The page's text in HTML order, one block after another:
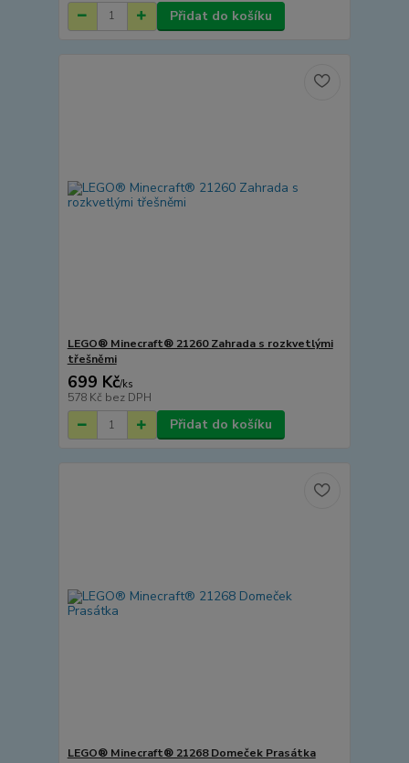
Přidat do košíku
LEGO® Minecraft® 21260 Zahrada s rozkvetlými
třešněmi
699 Kč/ks
578 Kč bez DPH
Přidat do košíku
LEGO® Minecraft® 21268 Domeček Prasátka